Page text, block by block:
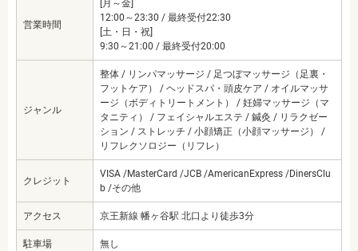
営業時間
[月～金]
12:00～23:30 / 最終受付22:30
[土・日・祝]
9:30～21:00 / 最終受付20:00
ジャンル
整体 / リンパマッサージ / 足つぼマッサージ（足裏・
フットケア） / ヘッドスパ・頭皮ケア / オイルマッサ
ージ（ボディトリートメント） / 妊婦マッサージ（マ
タニティ） / フェイシャルエステ / 鍼灸 / リラクゼー
ション / ストレッチ / 小顔矯正（小顔マッサージ） /
リフレクソロジー（リフレ）
クレジット
VISA /MasterCard /JCB /AmericanExpress /DinersClu
b /その他
アクセス 京王新線 幡ヶ谷駅 北口より徒歩3分
駐車場 無し